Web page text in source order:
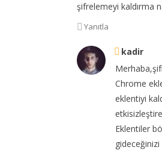
şifrelemeyi kaldırma
Yanıtla
kadir
Chrome
eklentiyi
Eklentiler